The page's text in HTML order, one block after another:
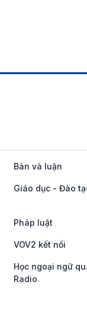
Bàn và luận
Giáo dục - Đào
Pháp luật
VOV2 kết nối
Học ngoại ngữ
Radio